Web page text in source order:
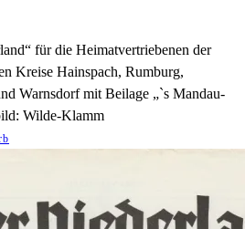
für die Heimatvertriebenen der
Kreise Hainspach, Rumburg,
Warnsdorf mit Beilage „`s Mandau-
Wilde-Klamm